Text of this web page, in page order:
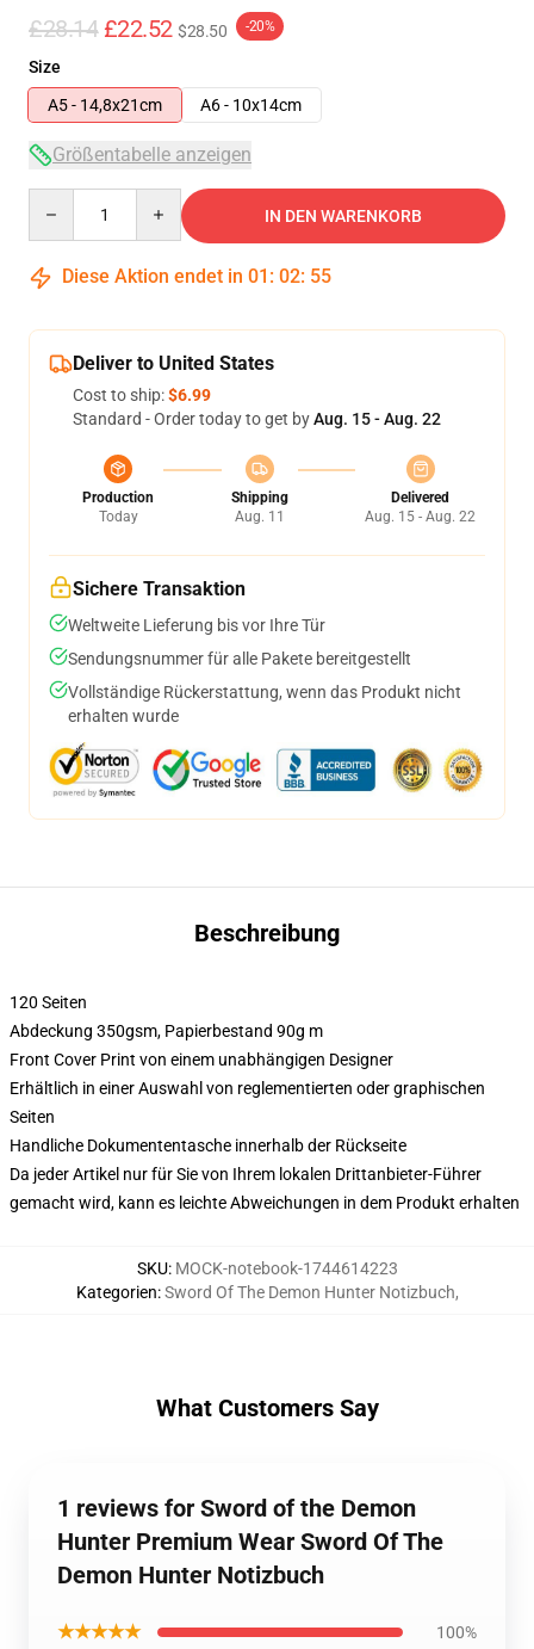
£28.14 £22.52 $28.50 -20%
Size
A5 - 14,8x21cm
A6 - 10x14cm
Größentabelle anzeigen
IN DEN WARENKORB
Diese Aktion endet in 01 : 02: 55
Deliver to United States
Cost to ship:$6.99
Standard - Order today to get byAug. 15 - Aug. 22
Production
Today
Shipping
Aug. 11
Delivered
Aug. 15 - Aug. 22
Sichere Transaktion
Weltweite Lieferung bis vor Ihre Tür
Sendungsnummer für alle Pakete bereitgestellt
Vollständige Rückerstattung, wenn das Produkt nicht
erhalten wurde
Beschreibung
120 Seiten
Abdeckung 350gsm, Papierbestand 90g m
Front Cover Print von einem unabhängigen Designer
Erhältlich in einer Auswahl von reglementierten oder graphischen
Seiten
Handliche Dokumententasche innerhalb der Rückseite
Da jeder Artikel nur für Sie von Ihrem lokalen Drittanbieter-Führer
gemacht wird, kann es leichte Abweichungen in dem Produkt erhalten
SKU: MOCK-notebook-1744614223
Kategorien:Sword Of The Demon Hunter Notizbuch,
What Customers Say
1 reviews for Sword of the Demon
Hunter Premium Wear Sword Of The
Demon Hunter Notizbuch
★★★★★ 100%